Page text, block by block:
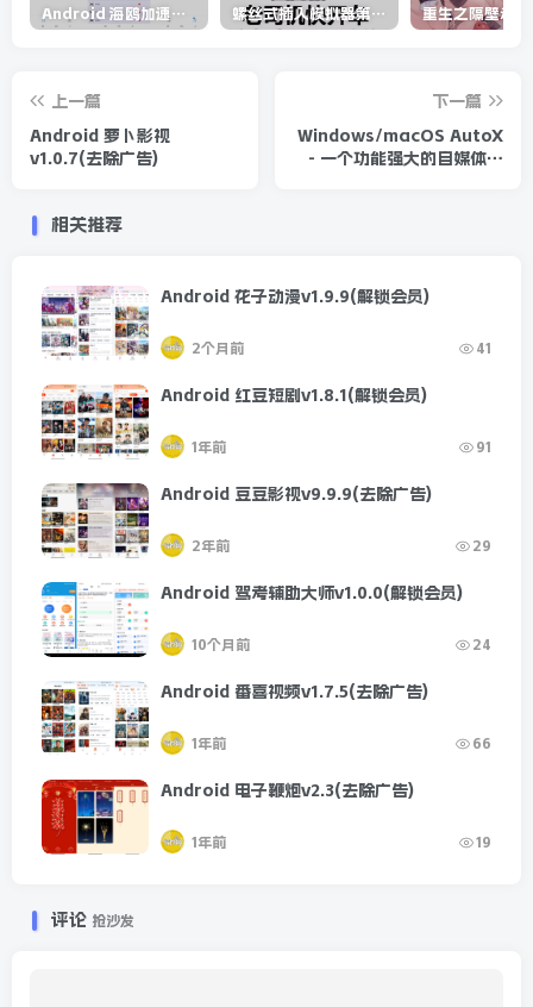
Android 海鸥加速器v6.6.3(解锁会员) 螺丝式插入模拟器第5代/NejicomiSimulator.Vol.5.v1.0.2
上一篇
Android 萝卜影视
v1.0.7(去除广告)
下一篇
Windows/macOS AutoX
- 一个功能强大的自媒体运
相关推荐
Android 花子动漫v1.9.9(解锁会员)
2个月前 41
Android 红豆短剧v1.8.1(解锁会员)
1年前 91
Android 豆豆影视v9.9.9(去除广告)
2年前 29
Android 驾考辅助大师v1.0.0(解锁会员)
10个月前 24
Android 番喜视频v1.7.5(去除广告)
1年前 66
Android 电子鞭炮v2.3(去除广告)
1年前 19
评论 抢沙发